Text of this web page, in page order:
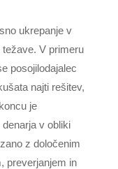
ukrepanje v
V primeru
posojilodajalec
najti rešitev,
je
v obliki
z določenim
preverjanjem in